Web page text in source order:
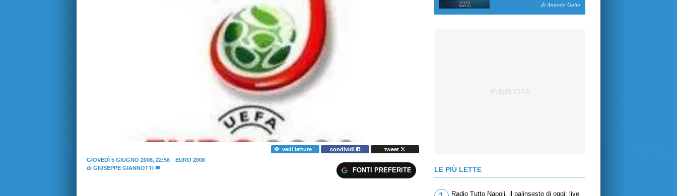
vedi letture condividi
tweet
GIOVEDÌ 5 GIUGNO 2008, 22:58
EURO 2008
di GIUSEPPE GIANNOTTI FONTI PREFERITE
SBLOCCANO ARRIVIdi Antonio Gaito
LE PIÙ LETTE
Radio Tutto Napoli, il palinsesto di oggi: live